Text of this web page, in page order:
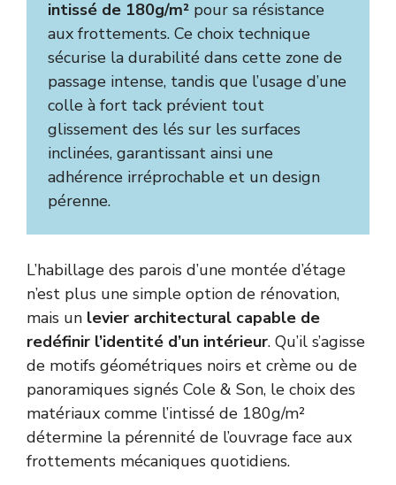
intissé de 180g/m² pour sa résistance
aux frottements. Ce choix technique
sécurise la durabilité dans cette zone de
passage intense, tandis que l’usage d’une
colle à fort tack prévient tout
glissement des lés sur les surfaces
inclinées, garantissant ainsi une
adhérence irréprochable et un design
pérenne.
L’habillage des parois d’une montée d’étage
n’est plus une simple option de rénovation,
mais un levier architectural capable de
redéfinir l’identité d’un intérieur. Qu’il s’agisse
de motifs géométriques noirs et crème ou de
panoramiques signés Cole & Son, le choix des
matériaux comme l’intissé de 180g/m²
détermine la pérennité de l’ouvrage face aux
frottements mécaniques quotidiens.